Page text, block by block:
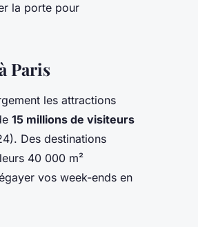
la porte pour
Paris
les attractions
15 millions de visiteurs
Des destinations
40 000 m²
vos week-ends en